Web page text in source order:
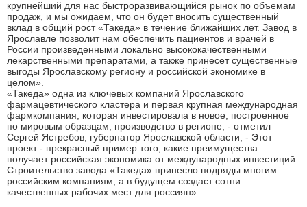
крупнейший для нас быстроразвивающийся рынок по объемам
продаж, и мы ожидаем, что он будет вносить существенный
вклад в общий рост «Такеда» в течение ближайших лет. Завод в
Ярославле позволит нам обеспечить пациентов и врачей в
России произведенными локально высококачественными
лекарственными препаратами, а также принесет существенные
выгоды Ярославскому региону и российской экономике в
целом».
«Такеда» одна из ключевых компаний Ярославского
фармацевтического кластера и первая крупная международная
фармкомпания, которая инвестировала в новое, построенное
по мировым образцам, производство в регионе, - отметил
Сергей Ястребов, губернатор Ярославской области, - Этот
проект - прекрасный пример того, какие преимущества
получает российская экономика от международных инвестиций.
Строительство завода «Такеда» принесло подряды многим
российским компаниям, а в будущем создаст сотни
качественных рабочих мест для россиян».